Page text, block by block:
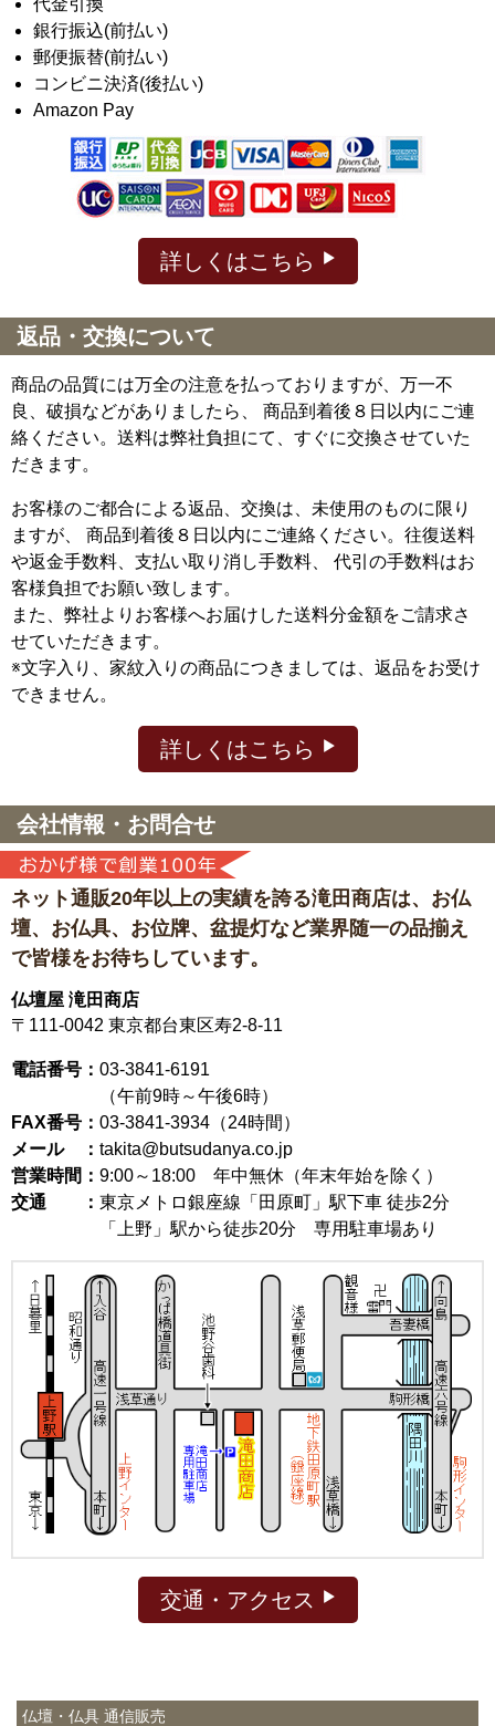
代金引換
銀行振込(前払い)
郵便振替(前払い)
コンビニ決済(後払い)
Amazon Pay
詳しくはこちら
返品・交換について
商品の品質には万全の注意を払っておりますが、万一不
良、破損などがありましたら、 商品到着後８日以内にご連
絡ください。送料は弊社負担にて、すぐに交換させていた
だきます。
お客様のご都合による返品、交換は、未使用のものに限り
ますが、
商品到着後８日以内にご連絡ください。往復送料
や返金手数料、支払い取り消し手数料、 代引の手数料はお
客様負担でお願い致します。
また、弊社よりお客様へお届けした送料分金額をご請求さ
せていただきます。
※文字入り、家紋入りの商品につきましては、返品をお受け
できません。
詳しくはこちら
会社情報・お問合せ
ネット通販20年以上の実績を誇る滝田商店は、 お仏
壇、お仏具、お位牌、盆提灯など業界随一の品揃え
で皆様をお待ちしています。
仏壇屋 滝田商店
〒111-0042 東京都台東区寿2-8-11
電話番号： 03-3841-6191
（午前9時～午後6時）
FAX番号： 03-3841-3934（24時間）
メール ： takita@butsudanya.co.jp
営業時間： 9:00～18:00 年中無休（年末年始を除く）
交通 ： 東京メトロ銀座線「田原町」駅下車 徒歩2分
「上野」駅から徒歩20分 専用駐車場あり
交通・アクセス
仏壇・仏具 通信販売